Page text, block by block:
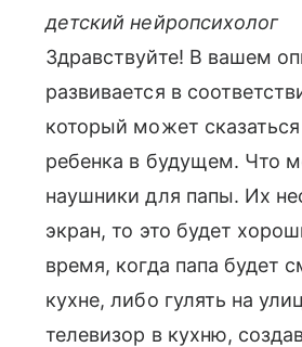
детский нейропсихолог
Здравствуйте! В вашем
развивается в
который может
ребенка в будущем. Что
наушники для папы. Их
экран, то это будет
время, когда папа будет
кухне, либо гулять на
телевизор в кухню,